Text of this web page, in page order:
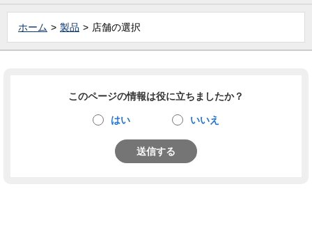
ホーム 製品 店舗の選択
このページの情報は役に立ちましたか？
はい いいえ
送信する